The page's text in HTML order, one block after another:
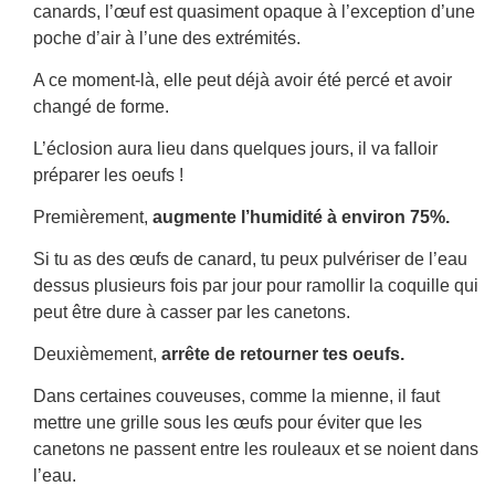
canards, l’œuf est quasiment opaque à l’exception d’une
poche d’air à l’une des extrémités.
A ce moment-là, elle peut déjà avoir été percé et avoir
changé de forme.
L’éclosion aura lieu dans quelques jours, il va falloir
préparer les oeufs !
Premièrement, augmente l’humidité à environ 75%.
Si tu as des œufs de canard, tu peux pulvériser de l’eau
dessus plusieurs fois par jour pour ramollir la coquille qui
peut être dure à casser par les canetons.
Deuxièmement, arrête de retourner tes oeufs.
Dans certaines couveuses, comme la mienne, il faut
mettre une grille sous les œufs pour éviter que les
canetons ne passent entre les rouleaux et se noient dans
l’eau.